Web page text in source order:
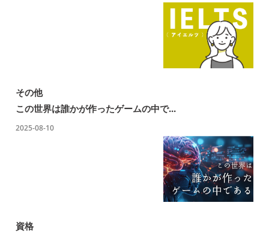
その他
この世界は誰かが作ったゲームの中で...
2025-08-10
資格